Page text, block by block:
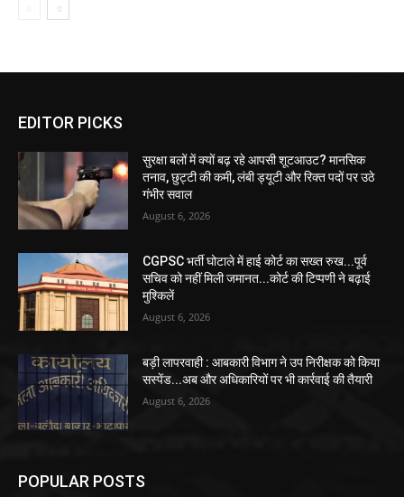
EDITOR PICKS
सुरक्षा बलों में क्यों बढ़ रहे आपसी शूटआउट? मानसिक
तनाव, छुट्टी की कमी, लंबी ड्यूटी और रिक्त पदों पर उठे
गंभीर सवाल
August 6, 2026
CGPSC भर्ती घोटाले में हाई कोर्ट का सख्त रुख...पूर्व
सचिव को नहीं मिली जमानत...कोर्ट की टिप्पणी ने बढ़ाई
मुश्किलें
August 6, 2026
बड़ी लापरवाही : आबकारी विभाग ने उप निरीक्षक को किया
सस्पेंड...अब और अधिकारियों पर भी कार्रवाई की तैयारी
August 6, 2026
POPULAR POSTS